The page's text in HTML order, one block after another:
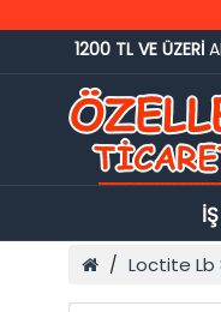
1200 TL VE ÜZERİ
Loctite Lb